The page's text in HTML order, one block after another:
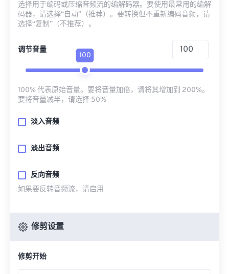
选择用于编码或压缩音频流的编解码器。要使用最常用的编解
码器，请选择“自动”（推荐）。要转换但不重新编码音频，请
选择“复制”（不推荐）。
调节音量
100
100% 代表原始音量。要将音量加倍，请将其增加到 200%。
要将音量减半，请选择 50%
淡入音频
淡出音频
反向音频
如果要反转音频流，请启用
修剪设置
修剪开始